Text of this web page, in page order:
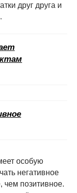
друг друга и
особую
негативное
чем позитивное.